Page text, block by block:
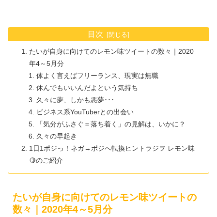
目次
たいが自身に向けてのレモン味ツイートの数々｜2020
年4～5月分
体よく言えばフリーランス、現実は無職
休んでもいいんだよという気持ち
久々に夢、しかも悪夢･･･
ビジネス系YouTuberとの出会い
「気分がふさぐ＝落ち着く」の見解は、いかに？
久々の早起き
1日1ポジっ！ネガ→ポジへ転換ヒントラジヲ レモン味
🍋のご紹介
たいが自身に向けてのレモン味ツイートの
数々｜2020年4～5月分